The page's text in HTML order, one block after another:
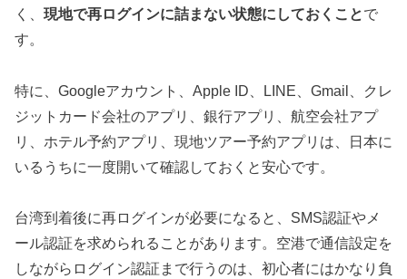
く、 現地で再ログインに詰まない状態にしておくことで
す。
特に、Googleアカウント、Apple ID、LINE、Gmail、クレ
ジットカード会社のアプリ、銀行アプリ、航空会社アプ
リ、ホテル予約アプリ、現地ツアー予約アプリは、日本に
いるうちに一度開いて確認しておくと安心です。
台湾到着後に再ログインが必要になると、SMS認証やメ
ール認証を求められることがあります。空港で通信設定を
しながらログイン認証まで行うのは、初心者にはかなり負